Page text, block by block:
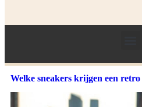
Welke sneakers krijgen een retro